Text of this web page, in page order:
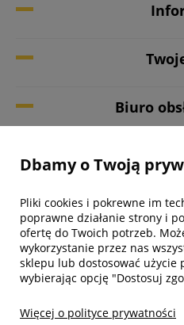
Biuro
Dbamy o Twoją
Pliki cookies i pokrewne im
poprawne działanie strony i
ofertę do Twoich potrzeb.
wykorzystanie przez nas
sklepu lub dostosować
wybierając opcję "Dostosuj
Więcej o polityce prywatności